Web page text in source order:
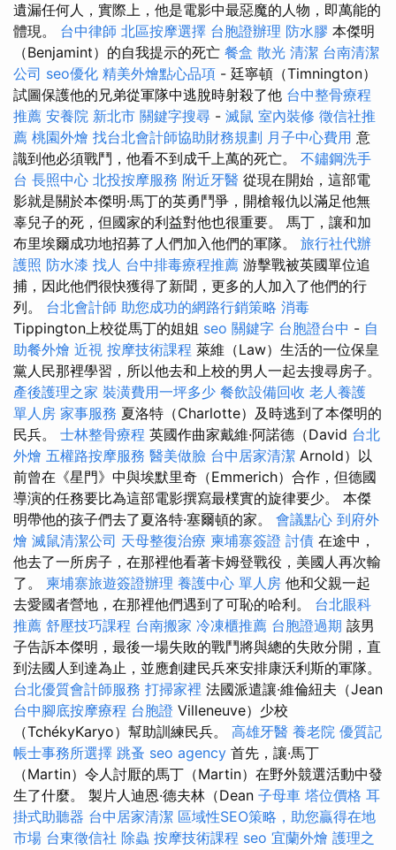
遺漏任何人，實際上，他是電影中最惡魔的人物，即萬能的
體現。 台中律師 北區按摩選擇 台胞證辦理 防水膠 本傑明
（Benjamint）的自我提示的死亡 餐盒 散光 清潔 台南清潔
公司 seo優化 精美外燴點心品項 - 廷寧頓（Timnington）
試圖保護他的兄弟從軍隊中逃脫時射殺了他 台中整骨療程
推薦 安養院 新北市 關鍵字搜尋 - 滅鼠 室內裝修 徵信社推
薦 桃園外燴 找台北會計師協助財務規劃 月子中心費用 意
識到他必須戰鬥，他看不到成千上萬的死亡。 不鏽鋼洗手
台 長照中心 北投按摩服務 附近牙醫 從現在開始，這部電
影就是關於本傑明·馬丁的英勇鬥爭，開槍報仇以滿足他無
辜兒子的死，但國家的利益對他也很重要。 馬丁，讓和加
布里埃爾成功地招募了人們加入他們的軍隊。 旅行社代辦
護照 防水漆 找人 台中排毒療程推薦 游擊戰被英國單位追
捕，因此他們很快獲得了新聞，更多的人加入了他們的行
列。 台北會計師 助您成功的網路行銷策略 消毒
Tippington上校從馬丁的姐姐 seo 關鍵字 台胞證台中 - 自
助餐外燴 近視 按摩技術課程 萊維（Law）生活的一位保皇
黨人民那裡學習，所以他去和上校的男人一起去搜尋房子。
產後護理之家 裝潢費用一坪多少 餐飲設備回收 老人養護
單人房 家事服務 夏洛特（Charlotte）及時逃到了本傑明的
民兵。 士林整骨療程 英國作曲家戴維·阿諾德（David 台北
外燴 五權路按摩服務 醫美做臉 台中居家清潔 Arnold）以
前曾在《星門》中與埃默里奇（Emmerich）合作，但德國
導演的任務要比為這部電影撰寫最樸實的旋律要少。 本傑
明帶他的孩子們去了夏洛特·塞爾頓的家。 會議點心 到府外
燴 滅鼠清潔公司 天母整復治療 柬埔寨簽證 討債 在途中，
他去了一所房子，在那裡他看著卡姆登戰役，美國人再次輸
了。 柬埔寨旅遊簽證辦理 養護中心 單人房 他和父親一起
去愛國者營地，在那裡他們遇到了可恥的哈利。 台北眼科
推薦 舒壓技巧課程 台南搬家 冷凍櫃推薦 台胞證過期 該男
子告訴本傑明，最後一場失敗的戰鬥將與總的失敗分開，直
到法國人到達為止，並應創建民兵來安排康沃利斯的軍隊。
台北優質會計師服務 打掃家裡 法國派遣讓·維倫紐夫（Jean
台中腳底按摩療程 台胞證 Villeneuve）少校
（TchékyKaryo）幫助訓練民兵。 高雄牙醫 養老院 優質記
帳士事務所選擇 跳蚤 seo agency 首先，讓·馬丁
（Martin）令人討厭的馬丁（Martin）在野外競選活動中發
生了什麼。 製片人迪恩·德夫林（Dean 子母車 塔位價格 耳
掛式助聽器 台中居家清潔 區域性SEO策略，助您贏得在地
市場 台東徵信社 除蟲 按摩技術課程 seo 宜蘭外燴 護理之